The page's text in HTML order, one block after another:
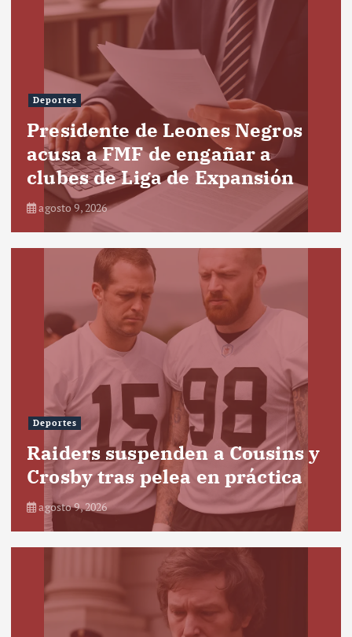
Deportes
Presidente de Leones Negros
acusa a FMF de engañar a
clubes de Liga de Expansión
agosto 9, 2026
Deportes
Raiders suspenden a Cousins y
Crosby tras pelea en práctica
agosto 9, 2026